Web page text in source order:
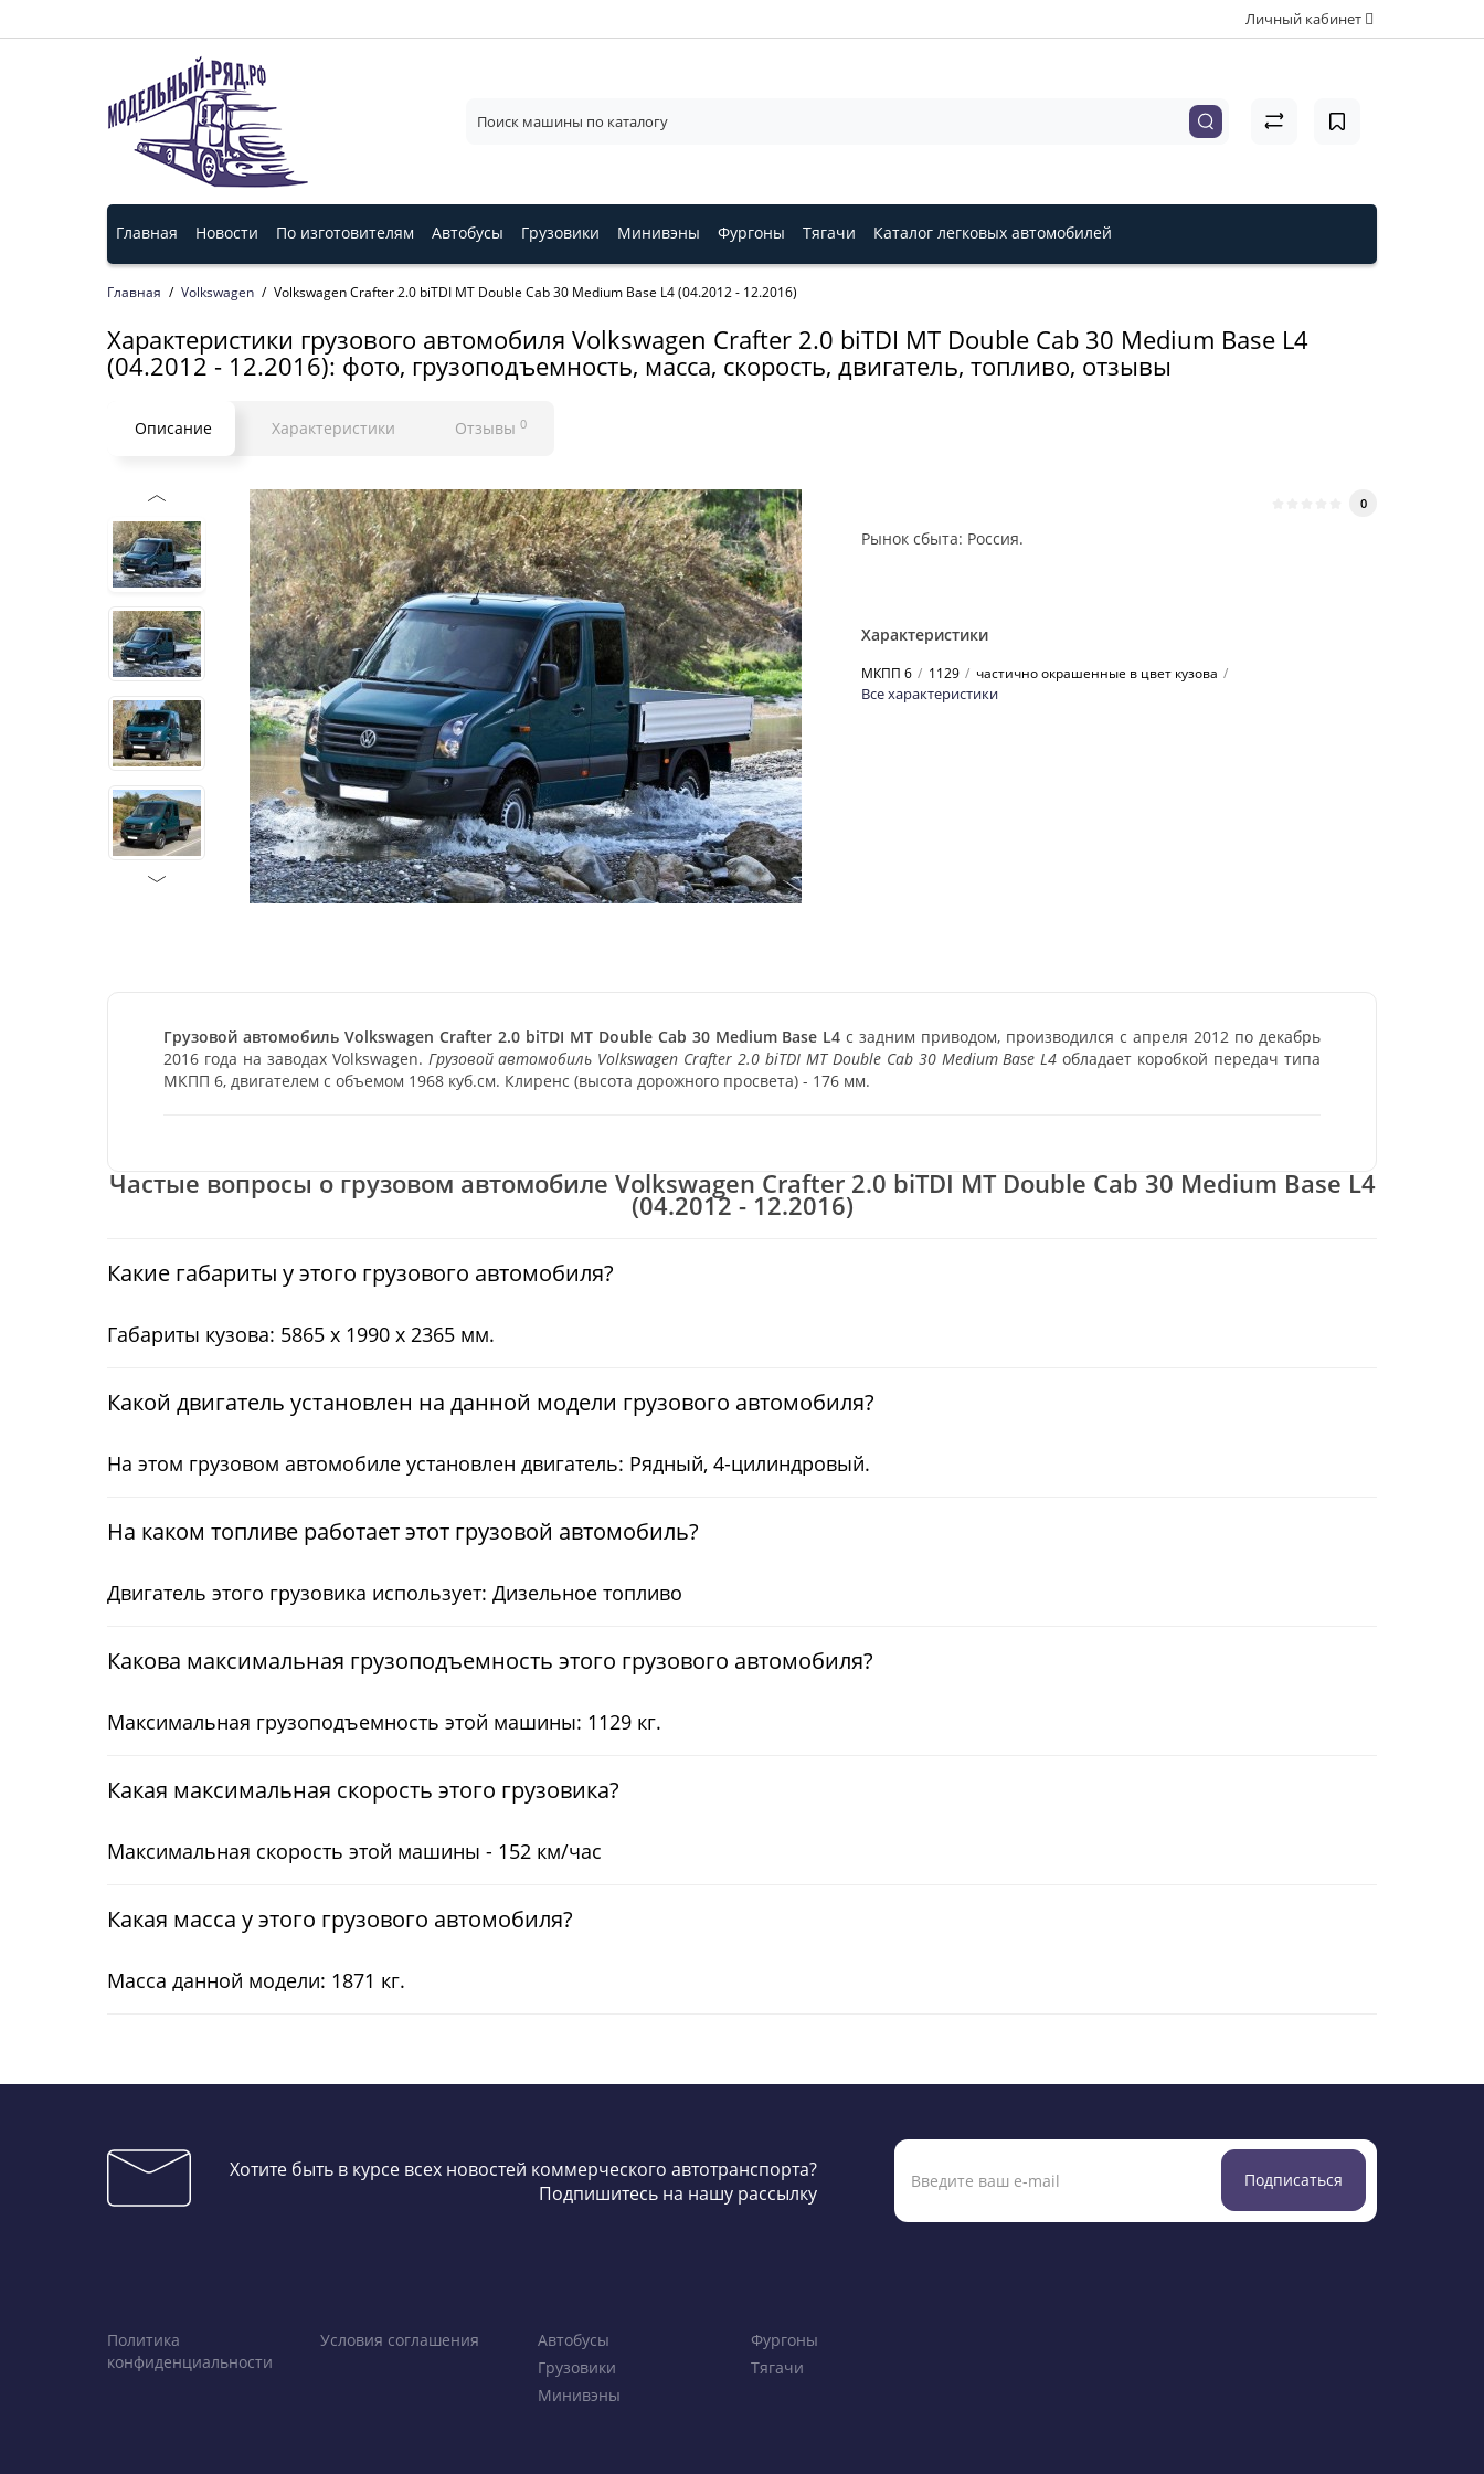
Личный кабинет
Главная Новости По изготовителям Автобусы Грузовики Минивэны Фургоны Тягачи Каталог легковых автомобилей
Главная Volkswagen Volkswagen Crafter 2.0 biTDI MT Double Cab 30 Medium Base L4 (04.2012 - 12.2016)
Характеристики грузового автомобиля Volkswagen Crafter 2.0 biTDI MT Double Cab 30 Medium Base L4
(04.2012 - 12.2016): фото, грузоподъемность, масса, скорость, двигатель, топливо, отзывы
Описание Характеристики Отзывы 0
0
Рынок сбыта: Россия.
Характеристики
МКПП 6 1129 частично окрашенные в цвет кузова
Все характеристики
Грузовой автомобиль Volkswagen Crafter 2.0 biTDI MT Double Cab 30 Medium Base L4 с задним приводом, производился с апреля 2012 по декабрь
2016 года на заводах Volkswagen. Грузовой автомобиль Volkswagen Crafter 2.0 biTDI MT Double Cab 30 Medium Base L4 обладает коробкой передач типа
МКПП 6, двигателем с объемом 1968 куб.см. Клиренс (высота дорожного просвета) - 176 мм.
Частые вопросы о грузовом автомобиле Volkswagen Crafter 2.0 biTDI MT Double Cab 30 Medium Base L4
(04.2012 - 12.2016)
Какие габариты у этого грузового автомобиля?
Габариты кузова: 5865 x 1990 x 2365 мм.
Какой двигатель установлен на данной модели грузового автомобиля?
На этом грузовом автомобиле установлен двигатель: Рядный, 4-цилиндровый.
На каком топливе работает этот грузовой автомобиль?
Двигатель этого грузовика использует: Дизельное топливо
Какова максимальная грузоподъемность этого грузового автомобиля?
Максимальная грузоподъемность этой машины: 1129 кг.
Какая максимальная скорость этого грузовика?
Максимальная скорость этой машины - 152 км/час
Какая масса у этого грузового автомобиля?
Масса данной модели: 1871 кг.
Хотите быть в курсе всех новостей коммерческого автотранспорта?
Подпишитесь на нашу рассылку
Подписаться
Политика
конфиденциальности
Условия соглашения
Автобусы
Грузовики
Минивэны
Фургоны
Тягачи